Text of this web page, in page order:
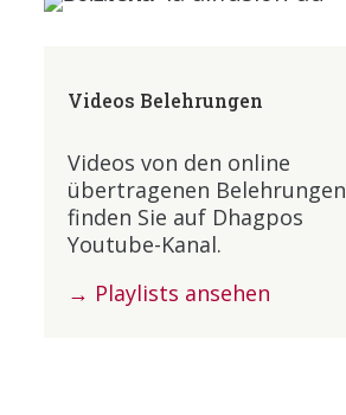
Videos Belehrungen
Videos von den online
übertragenen Belehrungen
finden Sie auf Dhagpos
Youtube-Kanal.
→ Playlists ansehen